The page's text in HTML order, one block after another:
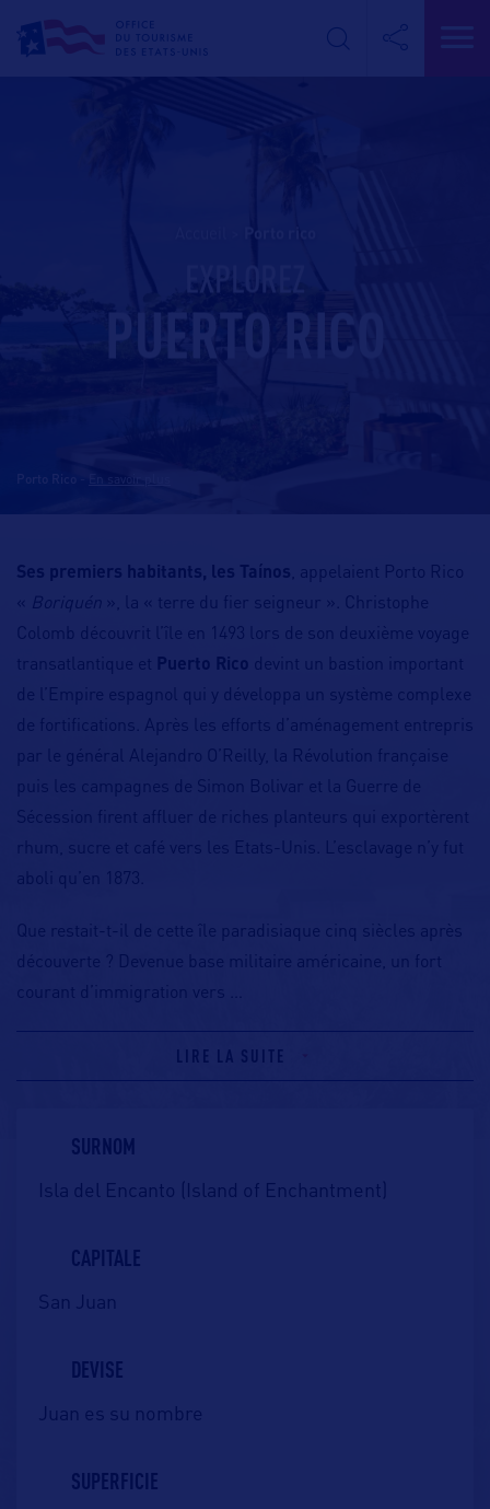
EXPLOREZ
PUERTO RICO
Ses premiers habitants, les Taínos , appelaient Porto Rico
«
Boriquén
», la « terre du fier seigneur ». Christophe
Colomb découvrit l’île en 1493 lors de son deuxième voyage
transatlantique et
Puerto Rico
devint un bastion important
de l’Empire espagnol qui y développa un système complexe
de fortifications. Après les efforts d’aménagement entrepris
puis les campagnes de Simon Bolivar et la Guerre de
Sécession firent affluer de riches planteurs qui exportèrent
rhum, sucre et café vers les Etats-Unis. L’esclavage n’y fut
Que restait-t-il de cette île paradisiaque cinq siècles après
découverte ? Devenue base militaire américaine, un fort
courant d’immigration vers
LIRE LA SUITE
SURNOM
Isla del Encanto (Island of Enchantment)
CAPITALE
San Juan
DEVISE
Juan es su nombre
SUPERFICIE